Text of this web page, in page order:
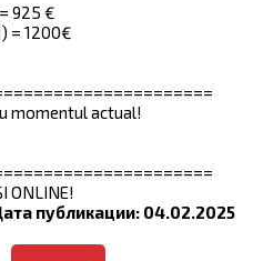
925 €
= 1200€
momentul actual!
ONLINE!
публикации: 04.02.2025